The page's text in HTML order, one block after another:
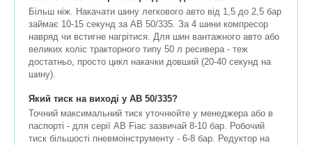
Більш ніж. Накачати шину легкового авто від 1,5 до 2,5 бар
займає 10-15 секунд за АВ 50/335. За 4 шини компресор
навряд чи встигне нагрітися. Для шин вантажного авто або
великих коліс тракторного типу 50 л ресивера - теж
достатньо, просто цикл накачки довший (20-40 секунд на
шину).
Який тиск на виході у АВ 50/335?
Точний максимальний тиск уточнюйте у менеджера або в
паспорті - для серії АВ Fiac зазвичай 8-10 бар. Робочий
тиск більшості пневмоінструменту - 6-8 бар. Редуктор на